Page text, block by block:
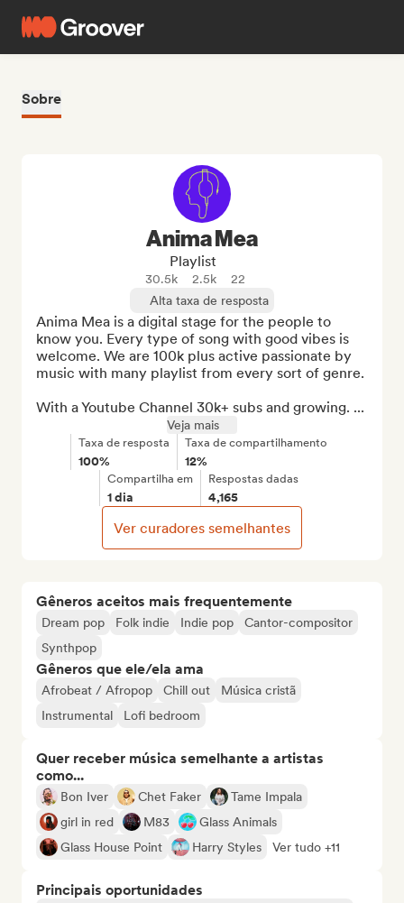
Sobre
Gêneros aceitos mais frequentemente
Dream pop Folk indie Indie pop
Cantor-compositor
Synthpop
Gêneros que ele/ela ama
Afrobeat / Afropop Chill out
Música cristã
Instrumental
Lofi bedroom
Quer receber música semelhante a artistas
como...
Bon Iver Chet Faker
Tame Impala
girl in red
M83
Glass Animals
Glass House Point
Harry Styles Ver tudo +11
Principais oportunidades
Anima Mea
Playlist
30.5k 2.5k
22
Alta taxa de resposta
Anima Mea is a digital stage for the people to
know you. Every type of song with good vibes is
welcome. We are 100k plus active passionate by
music with many playlist from every sort of genre.
With a Youtube Channel 30k+ subs and growing. ...
Veja mais
Taxa de resposta
100%
Taxa de compartilhamento
12%
Compartilha em
1 dia
Respostas dadas
4,165
Ver curadores semelhantes